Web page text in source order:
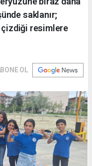
saklanır;
çizdiği resimlere
OL